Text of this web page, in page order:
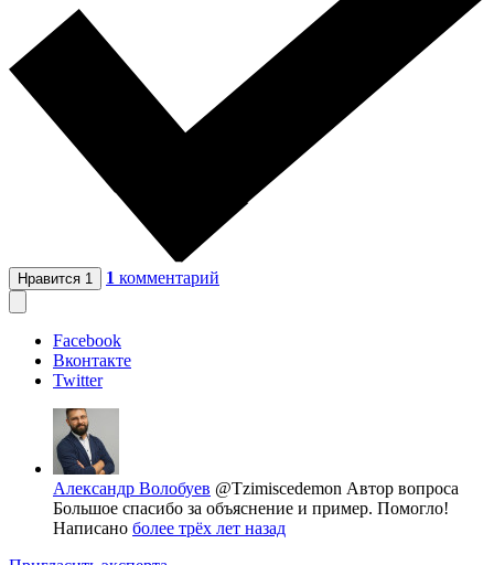
Нравится 1 1 комментарий
Facebook
Вконтакте
Twitter
Александр Волобуев @Tzimiscedemon Автор вопроса
Большое спасибо за объяснение и пример. Помогло!
Написано более трёх лет назад